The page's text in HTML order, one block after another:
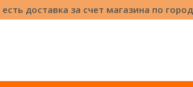
доставка за счет магазина по